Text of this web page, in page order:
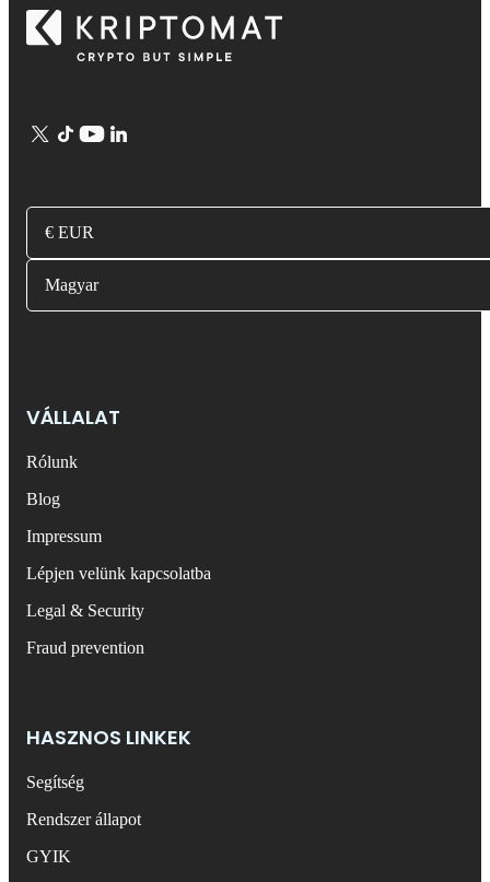
€ EUR
Magyar
VÁLLALAT
Rólunk
Blog
Impressum
Lépjen velünk kapcsolatba
Legal & Security
Fraud prevention
HASZNOS LINKEK
Segítség
Rendszer állapot
GYIK